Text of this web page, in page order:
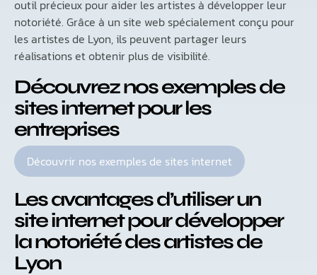
outil précieux pour aider les artistes à développer leur
notoriété. Grâce à un site web spécialement conçu pour
les artistes de Lyon, ils peuvent partager leurs
réalisations et obtenir plus de visibilité.
Découvrez nos exemples de
sites internet pour les
entreprises
Découvrir nos exemples de sites internet
Les avantages d’utiliser un
site internet pour développer
la notoriété des artistes de
Lyon